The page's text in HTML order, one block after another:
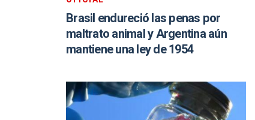
Brasil endureció las penas por
maltrato animal y Argentina aún
mantiene una ley de 1954